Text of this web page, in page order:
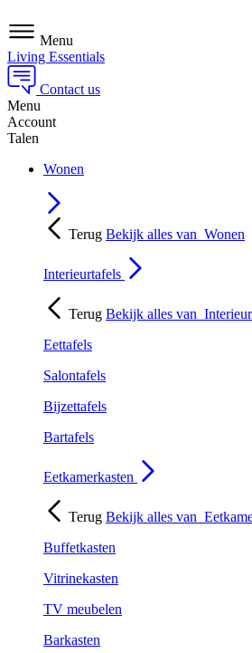
Menu
Living Essentials
Contact us
Menu
Account
Talen
Wonen
Terug Bekijk alles van Wonen
Interieurtafels
Terug Bekijk alles van
Eettafels
Salontafels
Bijzettafels
Bartafels
Eetkamerkasten
Terug Bekijk alles van
Buffetkasten
Vitrinekasten
TV meubelen
Barkasten